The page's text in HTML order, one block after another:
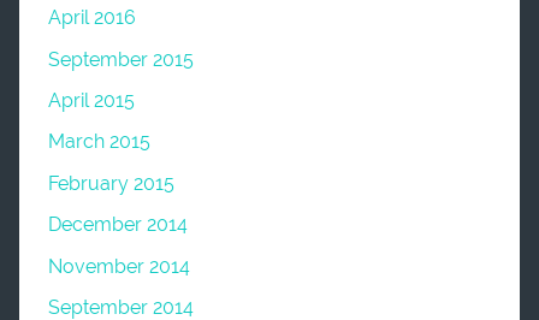
April 2016
September 2015
April 2015
March 2015
February 2015
December 2014
November 2014
September 2014